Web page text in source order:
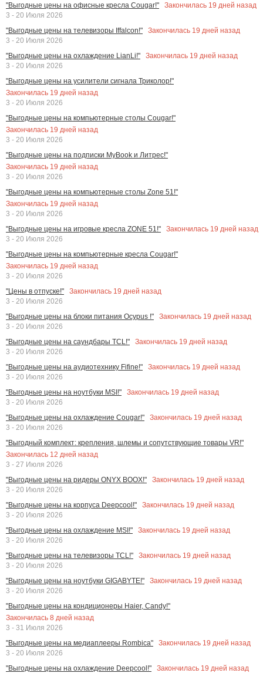
"Выгодные цены на офисные кресла Cougar!" Закончилась 19 дней назад
3 - 20 Июля 2026
"Выгодные цены на телевизоры Iffalcon!"
Закончилась 19 дней назад
3 - 20 Июля 2026
"Выгодные цены на охлаждение LianLi!"
Закончилась 19 дней назад
3 - 20 Июля 2026
"Выгодные цены на усилители сигнала Триколор!"
Закончилась 19 дней назад
3 - 20 Июля 2026
"Выгодные цены на компьютерные столы Cougar!"
Закончилась 19 дней назад
3 - 20 Июля 2026
"Выгодные цены на подписки MyBook и Литрес!"
Закончилась 19 дней назад
3 - 20 Июля 2026
"Выгодные цены на компьютерные столы Zone 51!"
Закончилась 19 дней назад
3 - 20 Июля 2026
"Выгодные цены на игровые кресла ZONE 51!"
Закончилась 19 дней назад
3 - 20 Июля 2026
"Выгодные цены на компьютерные кресла Cougar!"
Закончилась 19 дней назад
3 - 20 Июля 2026
"Цены в отпуске!"
Закончилась 19 дней назад
3 - 20 Июля 2026
"Выгодные цены на блоки питания Ocypus !"
Закончилась 19 дней назад
3 - 20 Июля 2026
"Выгодные цены на саундбары TCL!"
Закончилась 19 дней назад
3 - 20 Июля 2026
"Выгодные цены на аудиотехнику Fifine!"
Закончилась 19 дней назад
3 - 20 Июля 2026
"Выгодные цены на ноутбуки MSI!"
Закончилась 19 дней назад
3 - 20 Июля 2026
"Выгодные цены на охлаждение Cougar!"
Закончилась 19 дней назад
3 - 20 Июля 2026
"Выгодный комплект: крепления, шлемы и сопутствующие товары VR!"
Закончилась 12 дней назад
3 - 27 Июля 2026
"Выгодные цены на ридеры ONYX BOOX!"
Закончилась 19 дней назад
3 - 20 Июля 2026
"Выгодные цены на корпуса Deepcool!"
Закончилась 19 дней назад
3 - 20 Июля 2026
"Выгодные цены на охлаждение MSI!"
Закончилась 19 дней назад
3 - 20 Июля 2026
"Выгодные цены на телевизоры TCL!"
Закончилась 19 дней назад
3 - 20 Июля 2026
"Выгодные цены на ноутбуки GIGABYTE!"
Закончилась 19 дней назад
3 - 20 Июля 2026
"Выгодные цены на кондиционеры Haier, Candy!"
Закончилась 8 дней назад
3 - 31 Июля 2026
"Выгодные цены на медиаплееры Rombica"
Закончилась 19 дней назад
3 - 20 Июля 2026
"Выгодные цены на охлаждение Deepcool!"
Закончилась 19 дней назад